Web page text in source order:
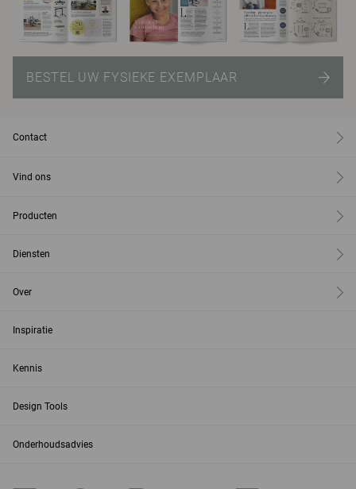
BESTEL UW FYSIEKE EXEMPLAAR
Contact
Vind ons
Producten
Diensten
Over
Inspiratie
Kennis
Design Tools
Onderhoudsadvies